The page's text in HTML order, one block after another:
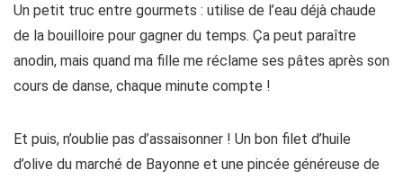
Un petit truc entre gourmets : utilise de l’eau déjà chaude
de la bouilloire pour gagner du temps. Ça peut paraître
anodin, mais quand ma fille me réclame ses pâtes après son
cours de danse, chaque minute compte !
Et puis, n’oublie pas d’assaisonner ! Un bon filet d’huile
d’olive du marché de Bayonne et une pincée généreuse de